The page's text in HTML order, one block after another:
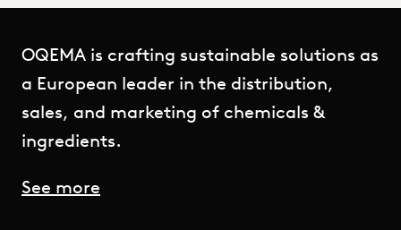
OQEMA is crafting sustainable solutions as
a European leader in the distribution,
sales, and marketing of chemicals &
ingredients.
See more